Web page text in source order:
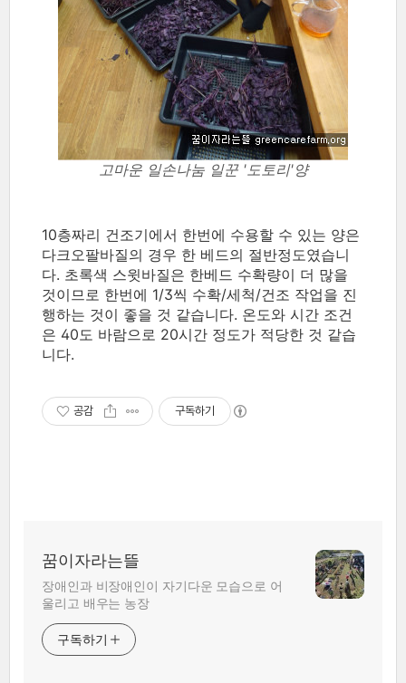
고마운 일손나눔 일꾼 '도토리'양
10층짜리 건조기에서 한번에 수용할 수 있는 양은
다크오팔바질의 경우 한 베드의 절반정도였습니
다. 초록색 스윗바질은 한베드 수확량이 더 많을
것이므로 한번에 1/3씩 수확/세척/건조 작업을 진
행하는 것이 좋을 것 같습니다. 온도와 시간 조건
은 40도 바람으로 20시간 정도가 적당한 것 같습
니다.
공감 구독하기
꿈이자라는뜰
장애인과 비장애인이 자기다운 모습으로 어
울리고 배우는 농장
구독하기